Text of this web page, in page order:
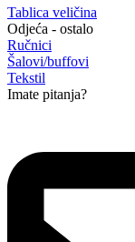
Tablica veličina
Odjeća - ostalo
Ručnici
Šalovi/buffovi
Tekstil
Imate pitanja?